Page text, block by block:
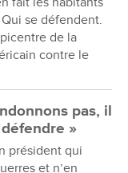
se défendent.
de la
contre le
pas, il
»
président qui
et n’en